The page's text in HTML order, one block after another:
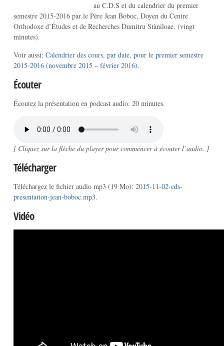
au C.D.S et du calendrier du premier
semestre 2015-2016 par le Père Jean Boboc, Doyen du Centre
Orthodoxe d’Études et de Recherches Dumitru Stàniloae. (vingt
minutes).
Voir aussi: Calendrier des cours, par date, pour le premier semestre
2015-2016 (novembre 2015 – février 2016).
Écouter
Écoutez la présentation en podcast audio: 20 minutes.
[ Cliquez sur la flèche du player pour commencer à écouter l’audio. ]
Télécharger
Téléchargez le fichier audio mp3 (19 Mo): 2015-11-02-cds-
presentation-jean-boboc.mp3.
Vidéo